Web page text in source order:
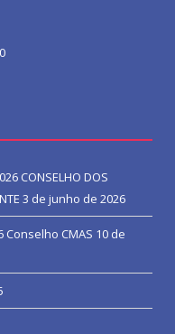
CONSELHO DOS
3 de junho de 2026
Conselho CMAS 10 de